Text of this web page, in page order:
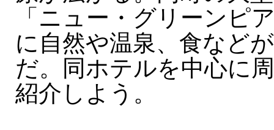
「ニュー・グリーンピ
に自然や温泉、食など
だ。同ホテルを中心に
紹介しよう。